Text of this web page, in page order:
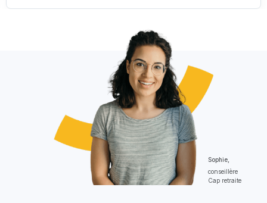
Sophie,
conseillère
Cap retraite